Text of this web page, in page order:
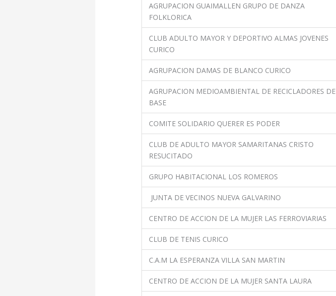
AGRUPACION GUAIMALLEN GRUPO DE DANZA
FOLKLORICA
CLUB ADULTO MAYOR Y DEPORTIVO ALMAS JOVENES
CURICO
AGRUPACION DAMAS DE BLANCO CURICO
AGRUPACION MEDIOAMBIENTAL DE RECICLADORES DE
BASE
COMITE SOLIDARIO QUERER ES PODER
CLUB DE ADULTO MAYOR SAMARITANAS CRISTO
RESUCITADO
GRUPO HABITACIONAL LOS ROMEROS
JUNTA DE VECINOS NUEVA GALVARINO
CENTRO DE ACCION DE LA MUJER LAS FERROVIARIAS
CLUB DE TENIS CURICO
C.A.M LA ESPERANZA VILLA SAN MARTIN
CENTRO DE ACCION DE LA MUJER SANTA LAURA